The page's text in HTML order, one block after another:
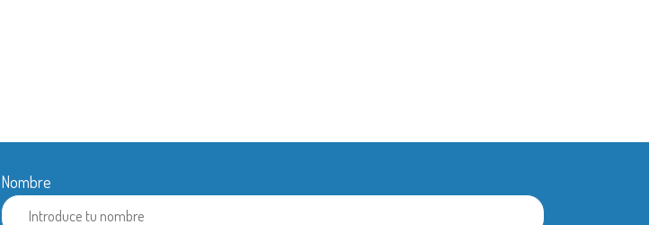
Nombre